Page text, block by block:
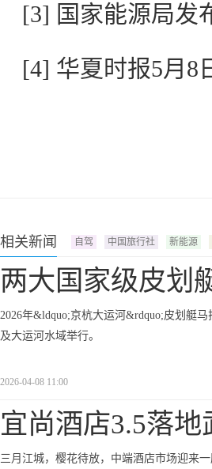
[3] 国家能源局发
[4] 华夏时报5月8
相关新闻 自驾 中国旅行社 新能源
两大国家级皮划
2026年&ldquo;京杭大运河&rdquo;皮划艇
及大运河水域举行。
2026-04-08 11:00
宜尚酒店3.5落
三月江城，樱花待放，中端酒店市场迎来